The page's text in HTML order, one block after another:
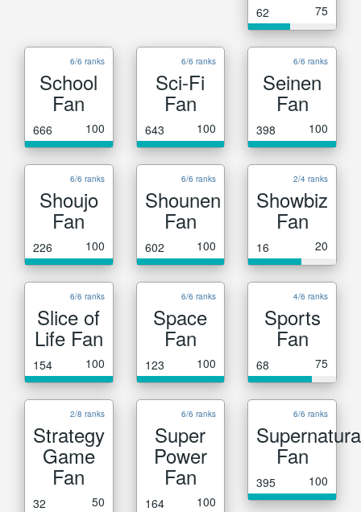
62 75
6/6 ranks
School
Fan
666 100
6/6 ranks
Sci-Fi
Fan
643 100
6/6 ranks
Seinen
Fan
398 100
6/6 ranks
Shoujo
Fan
226 100
6/6 ranks
Shounen
Fan
602 100
2/4 ranks
Showbiz
Fan
16 20
6/6 ranks
Slice of
Life Fan
154 100
6/6 ranks
Space
Fan
123 100
4/6 ranks
Sports
Fan
68 75
2/8 ranks
Strategy
Game
Fan
32 50
6/6 ranks
Super
Power
Fan
164 100
6/6 ranks
Fan
395 100